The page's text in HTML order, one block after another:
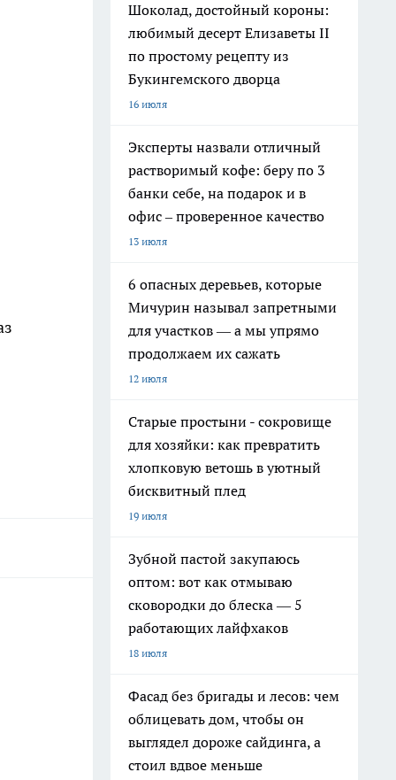
Шоколад, достойный короны:
любимый десерт Елизаветы II
по простому рецепту из
Букингемского дворца
16 июля
Эксперты назвали отличный
растворимый кофе: беру по 3
банки себе, на подарок и в
офис – проверенное качество
13 июля
6 опасных деревьев, которые
Мичурин называл запретными
для участков — а мы упрямо
продолжаем их сажать
12 июля
Старые простыни - сокровище
для хозяйки: как превратить
хлопковую ветошь в уютный
бисквитный плед
19 июля
Зубной пастой закупаюсь
оптом: вот как отмываю
сковородки до блеска — 5
работающих лайфхаков
18 июля
Фасад без бригады и лесов: чем
облицевать дом, чтобы он
выглядел дороже сайдинга, а
стоил вдвое меньше